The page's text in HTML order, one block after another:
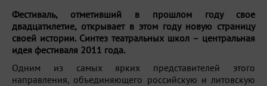
Фестиваль, отметивший в прошлом году свое
двадцатилетие, открывает в этом году новую страницу
своей истории. Синтез театральных школ – центральная
идея фестиваля 2011 года.
Одним из самых ярких представителей этого
направления, объединяющего российскую и литовскую